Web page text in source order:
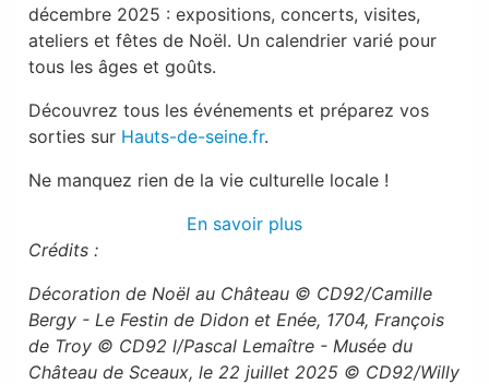
décembre 2025 : expositions, concerts, visites,
ateliers et fêtes de Noël. Un calendrier varié pour
tous les âges et goûts.
Découvrez tous les événements et préparez vos
sorties sur Hauts-de-seine.fr.
Ne manquez rien de la vie culturelle locale !
En savoir plus
Crédits :
Décoration de Noël au Château © CD92/Camille
Bergy - Le Festin de Didon et Enée, 1704, François
de Troy © CD92 l/Pascal Lemaître - Musée du
Château de Sceaux, le 22 juillet 2025 © CD92/Willy